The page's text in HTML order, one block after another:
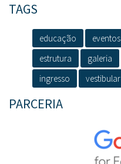
TAGS
educação eventos
estrutura
galeria
ingresso
vestibular
PARCERIA